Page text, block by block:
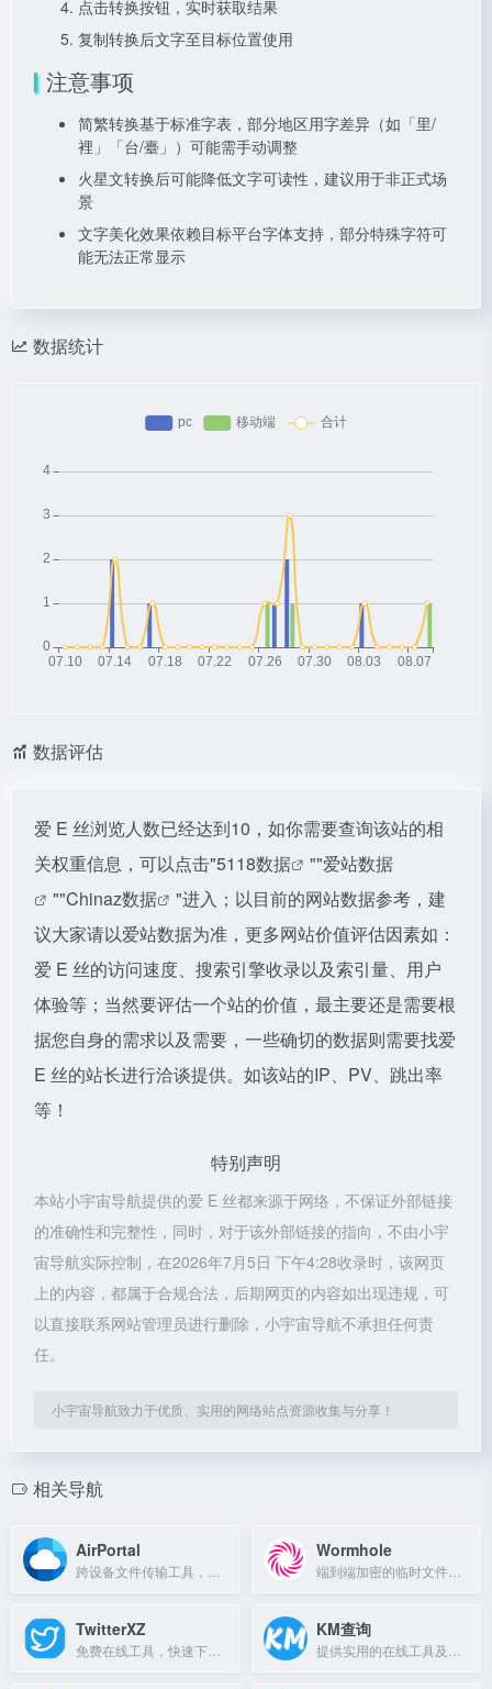
点击转换按钮，实时获取结果
复制转换后文字至目标位置使用
注意事项
简繁转换基于标准字表，部分地区用字差异（如「里/
裡」「台/臺」）可能需手动调整
火星文转换后可能降低文字可读性，建议用于非正式场
景
文字美化效果依赖目标平台字体支持，部分特殊字符可
能无法正常显示
数据统计
数据评估
爱 E 丝浏览人数已经达到10，如你需要查询该站的相
关权重信息，可以点击"5118数据 ""爱站数据
""Chinaz数据
"进入；以目前的网站数据参考，建
议大家请以爱站数据为准，更多网站价值评估因素如：
爱 E 丝的访问速度、搜索引擎收录以及索引量、用户
体验等；当然要评估一个站的价值，最主要还是需要根
据您自身的需求以及需要，一些确切的数据则需要找爱
E 丝的站长进行洽谈提供。如该站的IP、PV、跳出率
等！
特别声明
本站小宇宙导航提供的爱 E 丝都来源于网络，不保证外部链接
的准确性和完整性，同时，对于该外部链接的指向，不由小宇
宙导航实际控制，在2026年7月5日 下午4:28收录时，该网页
上的内容，都属于合规合法，后期网页的内容如出现违规，可
以直接联系网站管理员进行删除，小宇宙导航不承担任何责
任。
小宇宙导航致力于优质、实用的网络站点资源收集与分享！
相关导航
AirPortal Wormhole
TwitterXZ KM查询